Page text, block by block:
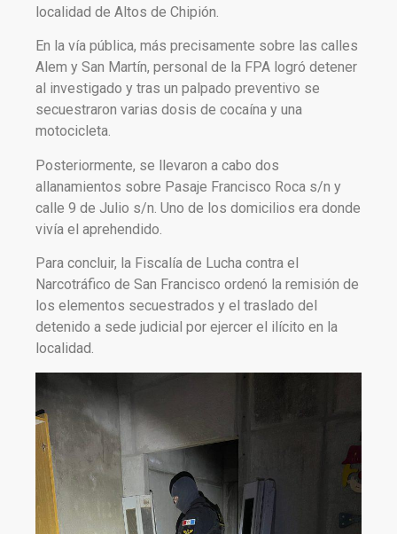
localidad de Altos de Chipión.
En la vía pública, más precisamente sobre las calles
Alem y San Martín, personal de la FPA logró detener
al investigado y tras un palpado preventivo se
secuestraron varias dosis de cocaína y una
motocicleta.
Posteriormente, se llevaron a cabo dos
allanamientos sobre Pasaje Francisco Roca s/n y
calle 9 de Julio s/n. Uno de los domicilios era donde
vivía el aprehendido.
Para concluir, la Fiscalía de Lucha contra el
Narcotráfico de San Francisco ordenó la remisión de
los elementos secuestrados y el traslado del
detenido a sede judicial por ejercer el ilícito en la
localidad.